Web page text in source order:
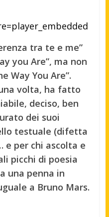
tra te e me”
you Are”, ma non
Way You Are”.
volta, ha fatto
deciso, ben
dei suoi
testuale (difetta
e per chi ascolta e
picchi di poesia
una penna in
a Bruno Mars.